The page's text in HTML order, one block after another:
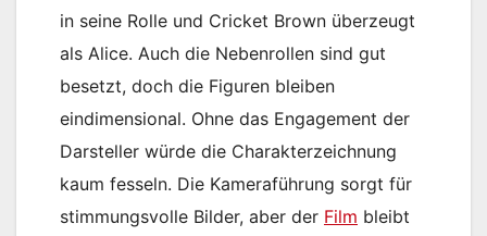
in seine Rolle und Cricket Brown überzeugt
als Alice. Auch die Nebenrollen sind gut
besetzt, doch die Figuren bleiben
eindimensional. Ohne das Engagement der
Darsteller würde die Charakterzeichnung
kaum fesseln. Die Kameraführung sorgt für
stimmungsvolle Bilder, aber der Film bleibt